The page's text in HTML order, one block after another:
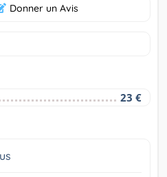
Donner un Avis
23 €